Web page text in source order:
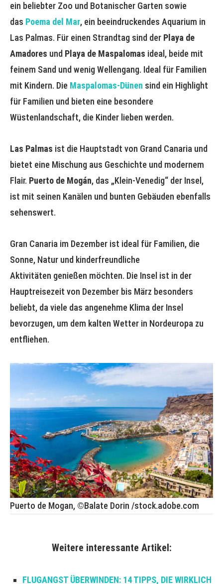
ein beliebter Zoo und Botanischer Garten sowie
das Poema del Mar, ein beeindruckendes Aquarium in
Las Palmas. Für einen Strandtag sind der Playa de
Amadores und Playa de Maspalomas ideal, beide mit
feinem Sand und wenig Wellengang. Ideal für Familien
mit Kindern. Die Maspalomas-Dünen sind ein Highlight
für Familien und bieten eine besondere
Wüstenlandschaft, die Kinder lieben werden.
Las Palmas ist die Hauptstadt von Grand Canaria und
bietet eine Mischung aus Geschichte und modernem
Flair. Puerto de Mogán, das „Klein-Venedig“ der Insel,
ist mit seinen Kanälen und bunten Gebäuden ebenfalls
sehenswert.
Gran Canaria im Dezember ist ideal für Familien, die
Sonne, Natur und kinderfreundliche
Aktivitäten genießen möchten. Die Insel ist in der
Hauptreisezeit von Dezember bis März besonders
beliebt, da viele das angenehme Klima der Insel
bevorzugen, um dem kalten Wetter in Nordeuropa zu
entfliehen.
Puerto de Mogan, ©Balate Dorin /stock.adobe.com
Weitere interessante Artikel:
FLUGANGST ÜBERWINDEN: 14 TIPPS, DIE WIRKLICH